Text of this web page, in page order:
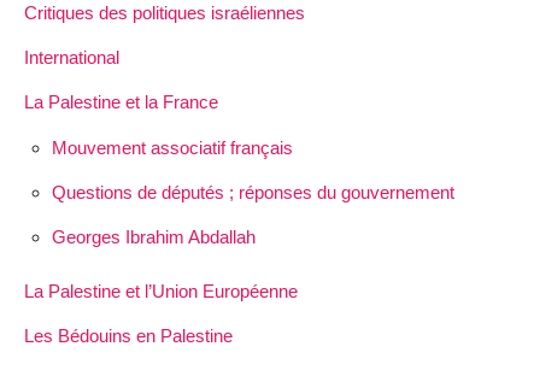
Critiques des politiques israéliennes
International
La Palestine et la France
Mouvement associatif français
Questions de députés ; réponses du gouvernement
Georges Ibrahim Abdallah
La Palestine et l’Union Européenne
Les Bédouins en Palestine